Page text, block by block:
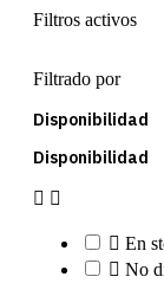
Filtros activos
Filtrado por
Disponibilidad
Disponibilidad
 
 En
 No